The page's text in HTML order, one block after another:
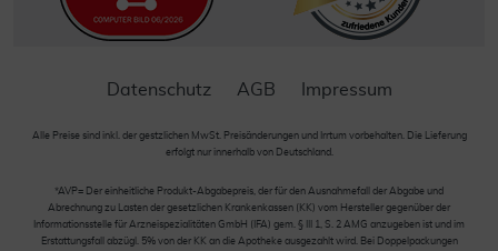
Datenschutz AGB Impressum
Alle Preise sind inkl. der gestzlichen MwSt. Preisänderungen und Irrtum vorbehalten. Die Lieferung
erfolgt nur innerhalb von Deutschland.
*AVP= Der einheitliche Produkt-Abgabepreis, der für den Ausnahmefall der Abgabe und
Abrechnung zu Lasten der gesetzlichen Krankenkassen (KK) vom Hersteller gegenüber der
Informationsstelle für Arzneispezialitäten GmbH (IFA) gem. § III 1, S. 2 AMG anzugeben ist und im
Erstattungsfall abzügl. 5% von der KK an die Apotheke ausgezahlt wird. Bei Doppelpackungen